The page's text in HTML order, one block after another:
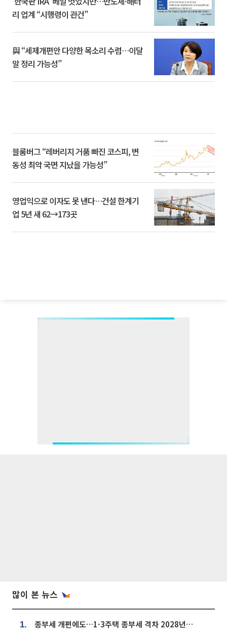
리 업계 “시행령이 관건”
與 “세제개편안 다양한 목소리 수렴…이달
말 정리 가능성”
블룸버그 “레버리지 거품 빠진 코스피, 변
동성 최악 국면 지났을 가능성”
영업익으로 이자도 못 낸다…건설 한계기
업 5년 새 62→173곳
많이 본 뉴스
1. 종부세 개편에도…1·3주택 종부세 격차 2028년부터 확대